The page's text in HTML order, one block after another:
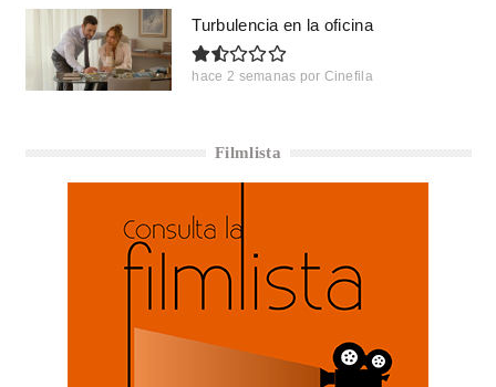
Turbulencia en la oficina
hace 2 semanas por Cinefila
Filmlista